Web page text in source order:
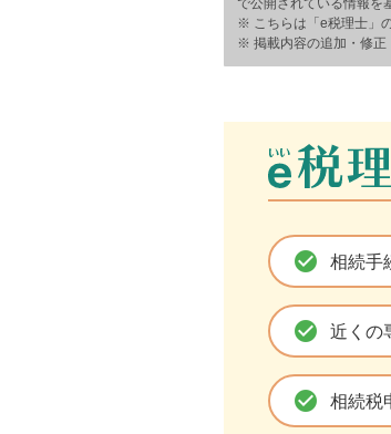
で公開されている情報を
※ こちらは「e税理士」
※ 掲載内容の追加・修正
check_circle 相続手
check_circle 近くの
check_circle 相続税